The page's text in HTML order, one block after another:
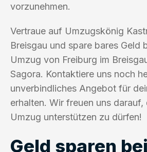
vorzunehmen.
Vertraue auf Umzugskönig
Breisgau und spare bares Geld
Umzug von Freiburg im
Sagora. Kontaktiere uns noch
unverbindliches Angebot für
erhalten. Wir freuen uns darauf,
Umzug unterstützen zu dürfen!
Geld sparen